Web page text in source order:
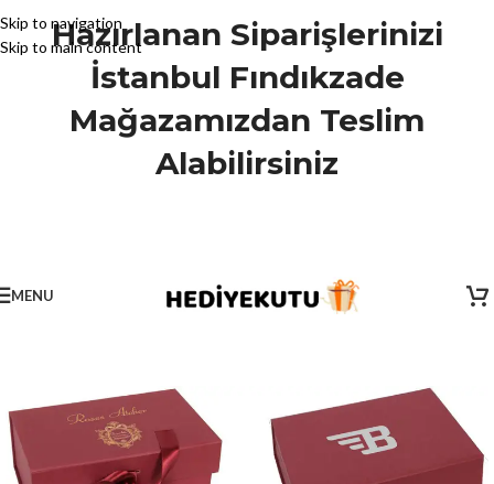
Skip to navigation
Skip to main content
Hazırlanan Siparişlerinizi
İstanbul Fındıkzade
Mağazamızdan Teslim
Alabilirsiniz
MENU